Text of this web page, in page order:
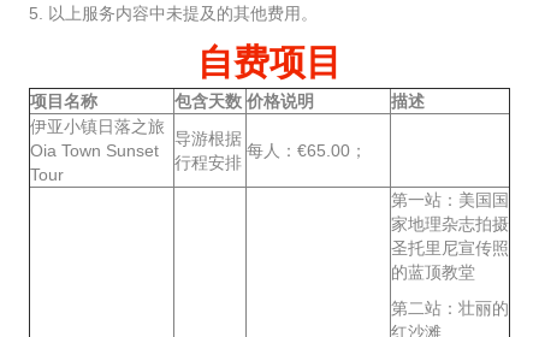
5. 以上服务内容中未提及的其他费用。
自费项目
项目名称 包含天数 价格说明
描述
伊亚小镇日落之旅
Oia Town Sunset
Tour
导游根据
行程安排
每人：€65.00；
第一站：美国国
家地理杂志拍摄
圣托里尼宣传照
的蓝顶教堂
第二站：壮丽的
红沙滩